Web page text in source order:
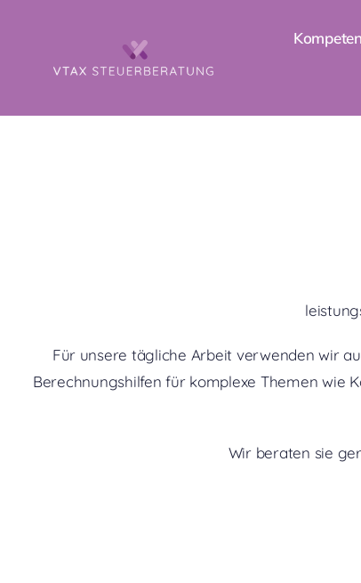
springen
Für unsere tägliche Arbeit verwenden wir
Berechnungshilfen für komplexe Themen wie
Wir beraten sie